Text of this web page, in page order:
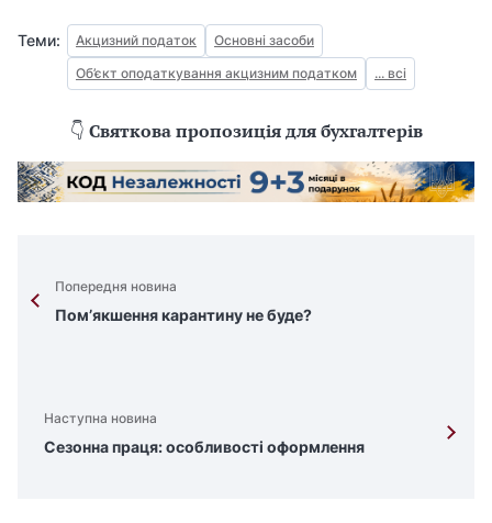
Теми: Акцизний податок
Основні засоби
Об’єкт оподаткування акцизним податком
... всі
👇 Святкова пропозиція для бухгалтерів
Попередня новина
Пом’якшення карантину не буде?
Наступна новина
Сезонна праця: особливості оформлення